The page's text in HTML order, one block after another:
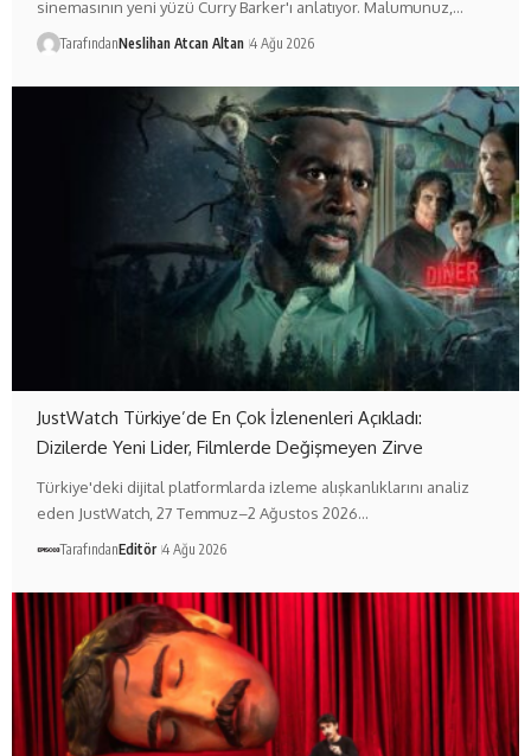
sinemasının yeni yüzü Curry Barker'ı anlatıyor. Malumunuz,…
TarafındanNeslihan Atcan Altan 4 Ağu 2026
JustWatch Türkiye’de En Çok İzlenenleri Açıkladı:
Dizilerde Yeni Lider, Filmlerde Değişmeyen Zirve
Türkiye'deki dijital platformlarda izleme alışkanlıklarını analiz
eden JustWatch, 27 Temmuz–2 Ağustos 2026…
TarafındanEditör 4 Ağu 2026